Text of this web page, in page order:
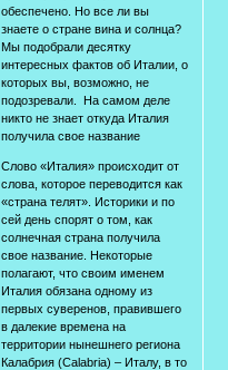
обеспечено. Но все ли вы
знаете о стране вина и солнца?
Мы подобрали десятку
интересных фактов об Италии, о
которых вы, возможно, не
подозревали. На самом деле
никто не знает откуда Италия
получила свое название
Слово «Италия» происходит от
слова, которое переводится как
«страна телят». Историки и по
сей день спорят о том, как
солнечная страна получила
свое название. Некоторые
полагают, что своим именем
Италия обязана одному из
первых суверенов, правившего
в далекие времена на
территории нынешнего региона
Калабрия (Calabria) – Италу, в то